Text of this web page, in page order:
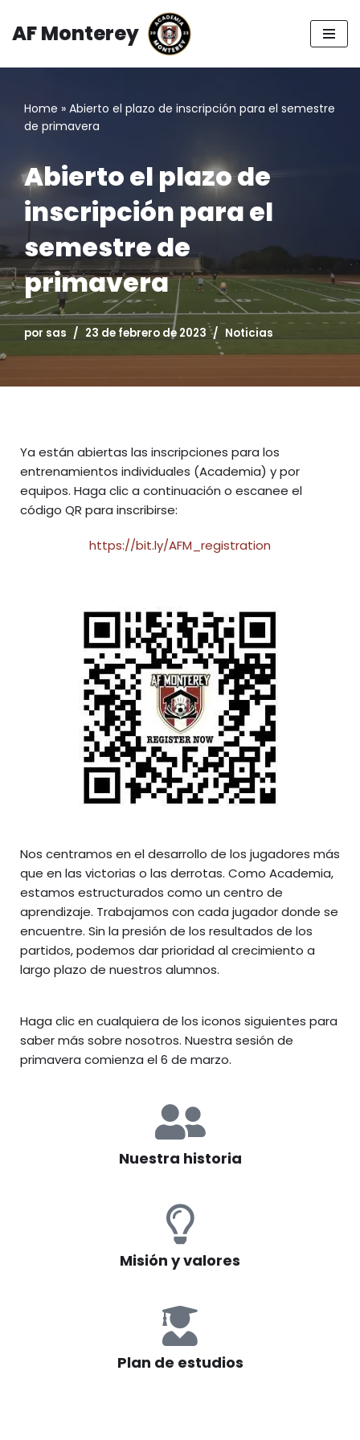
Saltar
AF Monterey
Home » Abierto el plazo de inscripción para el semestre
de primavera
Abierto el plazo de
inscripción para el
semestre de
primavera
por sas 23 de febrero de 2023 Noticias
Ya están abiertas las inscripciones para los
entrenamientos individuales (Academia) y por
equipos. Haga clic a continuación o escanee el
código QR para inscribirse:
https://bit.ly/AFM_registration
Nos centramos en el desarrollo de los jugadores más
que en las victorias o las derrotas. Como Academia,
estamos estructurados como un centro de
aprendizaje. Trabajamos con cada jugador donde se
encuentre. Sin la presión de los resultados de los
partidos, podemos dar prioridad al crecimiento a
largo plazo de nuestros alumnos.
Haga clic en cualquiera de los iconos siguientes para
saber más sobre nosotros. Nuestra sesión de
primavera comienza el 6 de marzo.
Nuestra historia
Misión y valores
Plan de estudios